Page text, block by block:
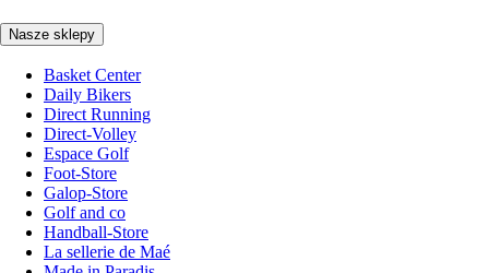
Nasze sklepy
Basket Center
Daily Bikers
Direct Running
Direct-Volley
Espace Golf
Foot-Store
Galop-Store
Golf and co
Handball-Store
La sellerie de Maé